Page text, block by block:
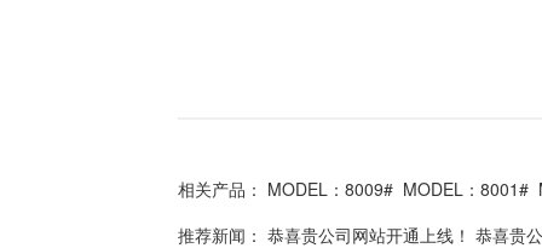
相关产品： MODEL：8009# MODEL：8001#
推荐新闻： 恭喜贵公司网站开通上线！ 恭喜贵